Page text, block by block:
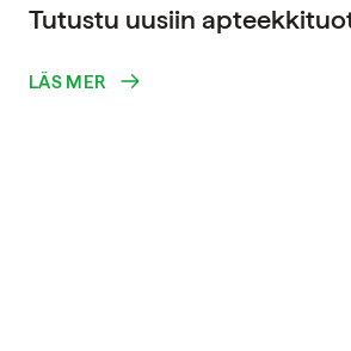
Tutustu uusiin
LÄS MER